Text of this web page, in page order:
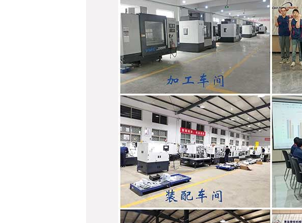
JRC-70B气动打标机
JRQ-90F 自动锁体盖板铆合